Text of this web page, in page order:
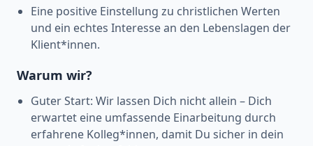
Eine positive Einstellung zu christlichen Werten
und ein echtes Interesse an den Lebenslagen der
Klient*innen.
Warum wir?
Guter Start: Wir lassen Dich nicht allein – Dich
erwartet eine umfassende Einarbeitung durch
erfahrene Kolleg*innen, damit Du sicher in dein